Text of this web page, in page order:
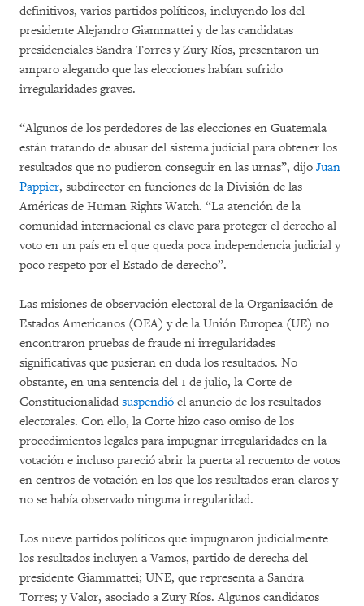
definitivos, varios partidos políticos, incluyendo los del
presidente Alejandro Giammattei y de las candidatas
presidenciales Sandra Torres y Zury Ríos, presentaron un
amparo alegando que las elecciones habían sufrido
irregularidades graves.
“Algunos de los perdedores de las elecciones en Guatemala
están tratando de abusar del sistema judicial para obtener los
resultados que no pudieron conseguir en las urnas”, dijo Juan
Pappier, subdirector en funciones de la División de las
Américas de Human Rights Watch. “La atención de la
comunidad internacional es clave para proteger el derecho al
voto en un país en el que queda poca independencia judicial y
poco respeto por el Estado de derecho”.
Las misiones de observación electoral de la Organización de
Estados Americanos (OEA) y de la Unión Europea (UE) no
encontraron pruebas de fraude ni irregularidades
significativas que pusieran en duda los resultados. No
obstante, en una sentencia del 1 de julio, la Corte de
Constitucionalidad suspendió el anuncio de los resultados
electorales. Con ello, la Corte hizo caso omiso de los
procedimientos legales para impugnar irregularidades en la
votación e incluso pareció abrir la puerta al recuento de votos
en centros de votación en los que los resultados eran claros y
no se había observado ninguna irregularidad.
Los nueve partidos políticos que impugnaron judicialmente
los resultados incluyen a Vamos, partido de derecha del
presidente Giammattei; UNE, que representa a Sandra
Torres; y Valor, asociado a Zury Ríos. Algunos candidatos